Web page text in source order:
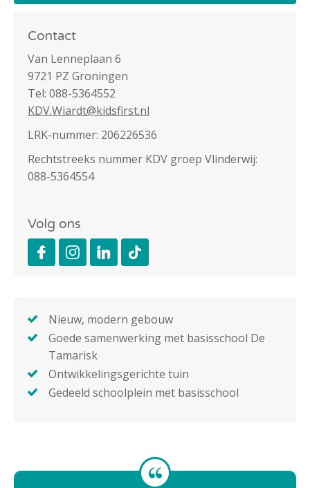
Contact
Van Lenneplaan 6
9721 PZ Groningen
Tel: 088-5364552
KDV.Wiardt@kidsfirst.nl
LRK-nummer: 206226536
Rechtstreeks nummer KDV groep Vlinderwij:
088-5364554
Volg ons
Nieuw, modern gebouw
Goede samenwerking met basisschool De
Tamarisk
Ontwikkelingsgerichte tuin
Gedeeld schoolplein met basisschool